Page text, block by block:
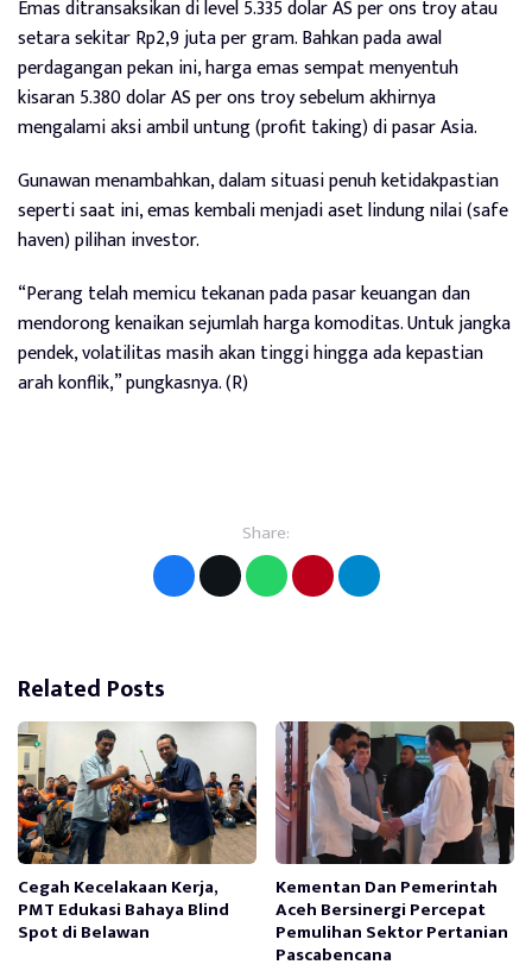
Emas ditransaksikan di level 5.335 dolar AS per ons troy atau
setara sekitar Rp2,9 juta per gram. Bahkan pada awal
perdagangan pekan ini, harga emas sempat menyentuh
kisaran 5.380 dolar AS per ons troy sebelum akhirnya
mengalami aksi ambil untung (profit taking) di pasar Asia.
Gunawan menambahkan, dalam situasi penuh ketidakpastian
seperti saat ini, emas kembali menjadi aset lindung nilai (safe
haven) pilihan investor.
“Perang telah memicu tekanan pada pasar keuangan dan
mendorong kenaikan sejumlah harga komoditas. Untuk jangka
pendek, volatilitas masih akan tinggi hingga ada kepastian
arah konflik,” pungkasnya. (R)
Share:
Related Posts
Cegah Kecelakaan Kerja,
PMT Edukasi Bahaya Blind
Spot di Belawan
Kementan Dan Pemerintah
Aceh Bersinergi Percepat
Pemulihan Sektor Pertanian
Pascabencana